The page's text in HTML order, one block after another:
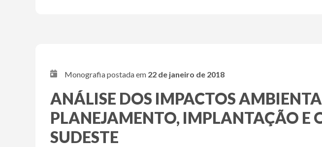
Monografia postada em 22 de janeiro de 2018
ANÁLISE DOS IMPACTOS
PLANEJAMENTO, IMPLANTAÇÃO E
SUDESTE